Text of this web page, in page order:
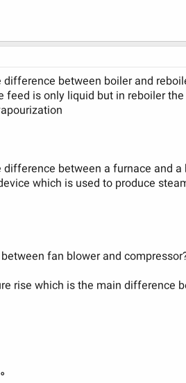
feed is only liquid but in reboiler
which is used to produce
?Difference
rise which is the main difference